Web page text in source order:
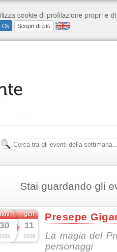
Stai guardando gli
30
gen
11
2026
Presepe
La magia del
personaggi